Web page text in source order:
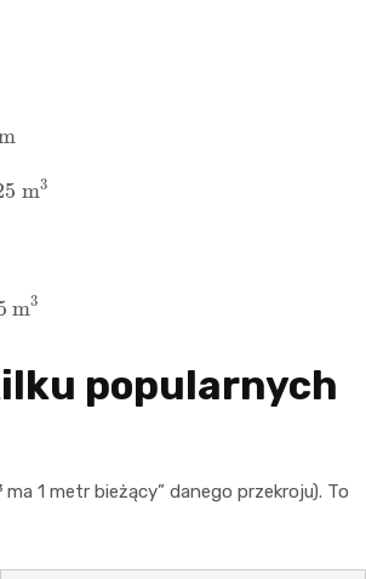
m
3
popularnych
1 metr bieżący” danego przekroju). To